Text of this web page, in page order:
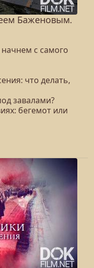
Баженовым.
с самого
что делать,
завалами?
бегемот или